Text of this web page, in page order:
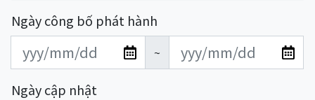
Ngày công bố phát hành
日
~
日
Ngày cập nhật